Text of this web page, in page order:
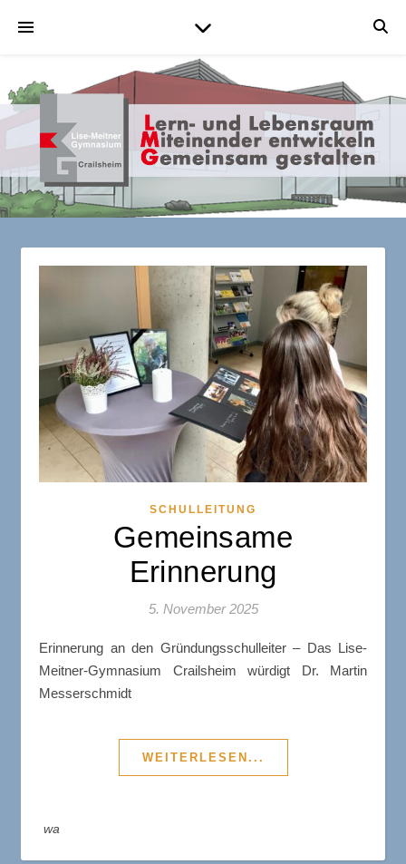
SCHULLEITUNG
Gemeinsame
Erinnerung
5. November 2025
Erinnerung an den Gründungsschulleiter – Das Lise-
Meitner-Gymnasium Crailsheim würdigt Dr. Martin
Messerschmidt
WEITERLESEN...
wa